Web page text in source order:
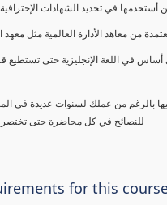
في تجديد الشهادات
الأدارة العالمية مثل معهد
في اللغة الإنجليزية حتى تستطيع
بالرغم من عملك لسنوات عديدة في
للنصائح في كل محاضرة حتى
for this